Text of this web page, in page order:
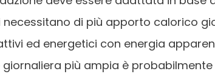
di più apporto calorico
ed energetici con energia
più ampia è